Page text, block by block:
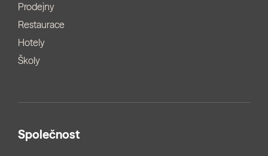
Prodejny
Restaurace
Hotely
Školy
Společnost